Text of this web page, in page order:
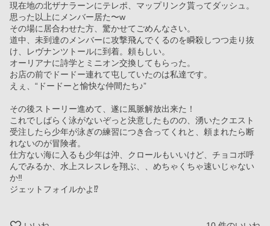
現在地の北ザナラーンにテレポ、マップリンク貰ってダッシュ。
思った以上にメンバー居た〜w
その場に居合わせた方、驚かせてごめんなさい。
道中、未到達のメンバーに攻撃飛んでくるのを瞬殺しつつ走り抜
け、レヴナンツトールに到着。頼もしい。
オーリアナに詩学とミニオン交換してもらった。
お店の前でドードー連れて屯していたのは私達です。
えぇ、“ドードーと愉快な仲間たち♪”
その後ストーリー進めて、遂に風脈解放出来た！
これでしばらく泳がないぞっと決意したものの、湧いたクエスト
受注したら少年が泳ぎの練習につき合ってくれと、頼まれたら断
れないのが冒険者。
仕方ない海に入るも少年は沖、クロールもいいけど、チョコボ呼
んでみるか、水上スレスレを翔ぶ、、めちゃくちゃ速いじゃない
か‼︎
ジェットフォイルかよ⁉︎